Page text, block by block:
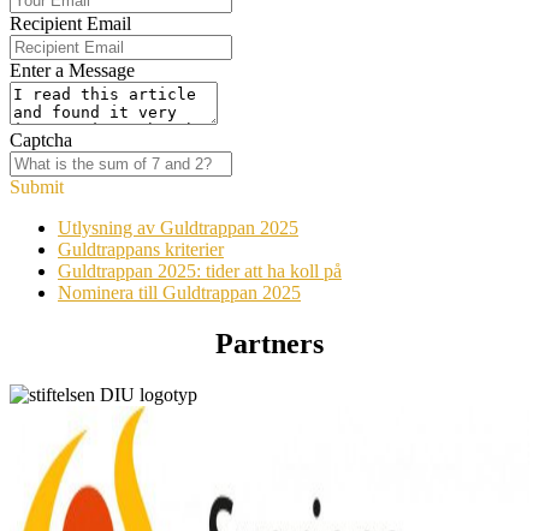
Recipient Email
Enter a Message
Captcha
Submit
Utlysning av Guldtrappan 2025
Guldtrappans kriterier
Guldtrappan 2025: tider att ha koll på
Nominera till Guldtrappan 2025
Partners